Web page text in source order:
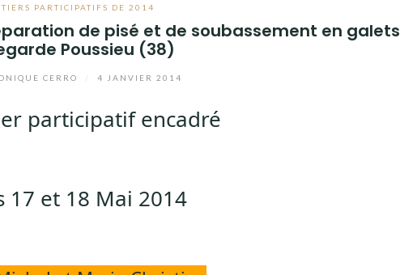
PARTICIPATIFS DE 2014
de pisé et de soubassement en galets
Poussieu (38)
CERRO 4 JANVIER 2014
participatif encadré
17 et 18 Mai 2014